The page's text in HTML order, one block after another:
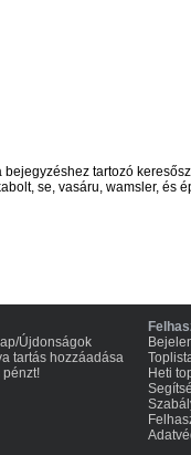
bejegyzéshez tartozó
se, vasáru, wamsler, és
Újdonságok
tartás hozzáadása
pénzt!
Heti